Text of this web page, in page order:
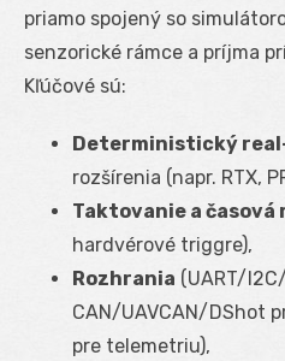
priamo spojený so
senzorické rámce a príjma
Kľúčové sú:
Deterministický
rozšírenia (napr. RTX,
Taktovanie a
hardvérové triggre),
Rozhrania (UART/I2
CAN/UAVCAN/DShot
pre telemetriu),